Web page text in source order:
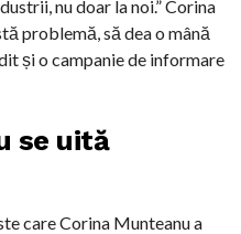
nu doar la noi.”Corina
problemă, să dea o mână
și o campanie de informare
se uită
care Corina Munteanu a